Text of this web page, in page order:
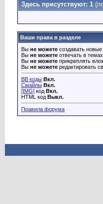
Здесь присутствуют: 1
Ваши права в разделе
Вы не можете создавать
Вы не можете отвечать в темах
Вы не можете прикреплять
Вы не можете редактировать
BB коды Вкл.
Смайлы Вкл.
[IMG] код Вкл.
HTML код Выкл.
Правила форума